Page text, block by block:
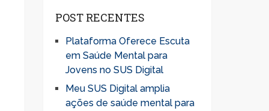
POST RECENTES
Plataforma Oferece Escuta
em Saúde Mental para
Jovens no SUS Digital
Meu SUS Digital amplia
ações de saúde mental para